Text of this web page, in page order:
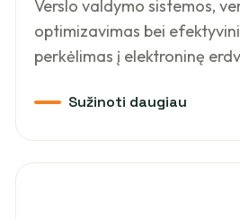
Verslo valdymo sistemos,
optimizavimas bei
perkėlimas į elektroninę